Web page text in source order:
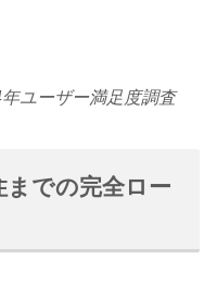
ユーザー満足度調査
までの完全ロー